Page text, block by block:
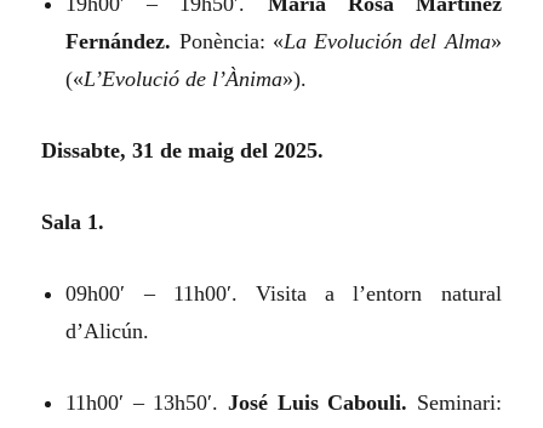
Fernández. Ponència: «La Evolución del Alma»
(«L’Evolució de l’Ànima»).
Dissabte, 31 de maig del 2025.
Sala 1.
09h00′ – 11h00′. Visita a l’entorn natural
d’Alicún.
11h00′ – 13h50′. José Luis Cabouli. Seminari: